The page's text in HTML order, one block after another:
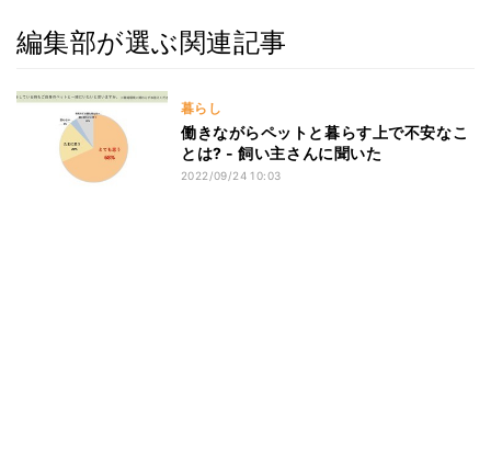
編集部が選ぶ関連記事
暮らし
働きながらペットと暮らす上で不安なこ
とは? - 飼い主さんに聞いた
2022/09/24 10:03